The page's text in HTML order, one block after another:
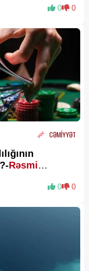
0 0
CƏMİYYƏT
Rəsmi
0 0